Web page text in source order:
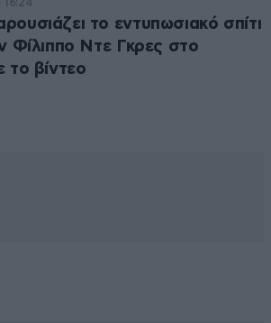
το εντυπωσιακό σπίτι
Φίλιππο Ντε Γκρες στο
το βίντεο